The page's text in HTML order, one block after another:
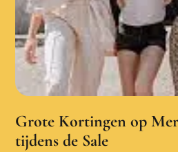
Grote Kortingen op
tijdens de Sale